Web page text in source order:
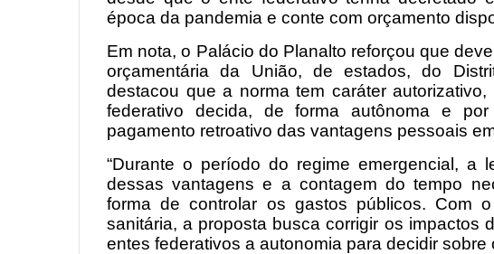
época da pandemia e conte com orçamento
Em nota, o Palácio do Planalto reforçou que
orçamentária da União, de estados, do
destacou que a norma tem caráter
federativo decida, de forma autônoma e
pagamento retroativo das vantagens pessoais
“Durante o período do regime emergencial, a
dessas vantagens e a contagem do tempo
forma de controlar os gastos públicos. Com
sanitária, a proposta busca corrigir os impactos
entes federativos a autonomia para decidir sobre